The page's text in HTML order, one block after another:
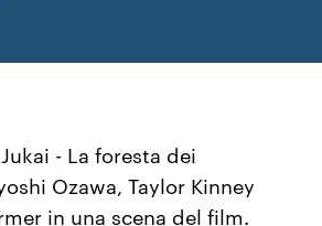
- La foresta dei
Ozawa, Taylor Kinney
in una scena del film.